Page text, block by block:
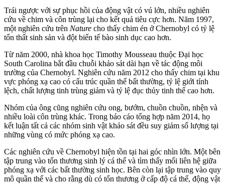
Trái ngược với sự phục hồi của động vật có vú lớn, nhiều nghiên
cứu về chim và côn trùng lại cho kết quả tiêu cực hơn. Năm 1997,
một nghiên cứu trên Nature cho thấy chim én ở Chernobyl có tỷ lệ
tổn thất sinh sản và đột biến tế bào sinh dục cao hơn.
Từ năm 2000, nhà khoa học Timothy Mousseau thuộc Đại học
South Carolina bắt đầu chuỗi khảo sát dài hạn về tác động môi
trường của Chernobyl. Nghiên cứu năm 2012 cho thấy chim tại khu
vực phóng xạ cao có cấu trúc quần thể bất thường, tỷ lệ giới tính
lệch, chất lượng tinh trùng giảm và tỷ lệ đục thủy tinh thể cao hơn.
Nhóm của ông cũng nghiên cứu ong, bướm, chuồn chuồn, nhện và
nhiều loài côn trùng khác. Trong báo cáo tổng hợp năm 2014, họ
kết luận tất cả các nhóm sinh vật khảo sát đều suy giảm số lượng tại
những vùng có mức phóng xạ cao.
Các nghiên cứu về Chernobyl hiện tồn tại hai góc nhìn lớn. Một bên
tập trung vào tổn thương sinh lý cá thể và tìm thấy mối liên hệ giữa
phóng xạ với các bất thường sinh học. Bên còn lại tập trung vào quy
mô quần thể và cho rằng dù có tổn thương ở cấp độ cá thể, động vật